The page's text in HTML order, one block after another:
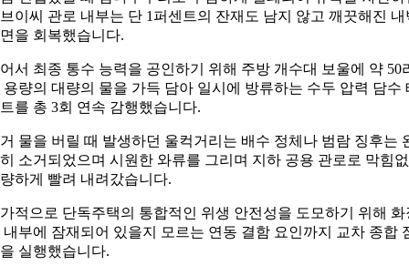
이씨 관로 내부는 단 1퍼센트의 잔재도 남지 않고 깨끗해진 내
을 회복했습니다.
서 최종 통수 능력을 공인하기 위해 주방 개수대 보울에 약 50
용량의 대량의 물을 가득 담아 일시에 방류하는 수두 압력 담수
를 총 3회 연속 감행했습니다.
물을 버릴 때 발생하던 울컥거리는 배수 정체나 범람 징후는
소거되었으며 시원한 와류를 그리며 지하 공용 관로로 막힘
하게 빨려 내려갔습니다.
적으로 단독주택의 통합적인 위생 안전성을 도모하기 위해 화
내부에 잠재되어 있을지 모르는 연동 결함 요인까지 교차 종합
실행했습니다.